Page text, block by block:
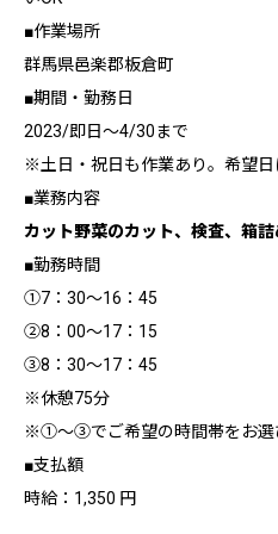
■作業場所
群馬県邑楽郡板倉町
■期間・勤務日
2023/即日～4/30まで
※土日・祝日も作業あり。希望
■業務内容
カット野菜のカット、検査、箱
■勤務時間
①7：30～16：45
②8：00～17：15
③8：30～17：45
※休憩75分
※①～③でご希望の時間帯をお選
■支払額
時給：1,350 円